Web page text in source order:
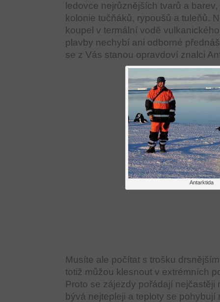
ledovce nejrůznějších tvarů a
kolonie tučňáků, rypoušů a tuleňů.
koupel v termální vodě
plavby nechybí ani odborné
se z Vás stanou opravdoví znalci
Antarktida
Musíte ale počítat s trošku
totiž můžou klesnout v extrémních
Proto se zájezdy pořádají nejčastěji
bývá nejtepleji a teploty se pohybují